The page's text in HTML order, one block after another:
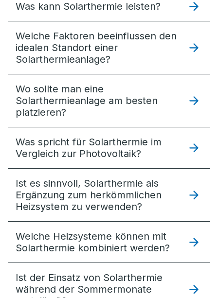
Was kann Solarthermie leisten?
Welche Faktoren beeinflussen den
idealen Standort einer
Solarthermieanlage?
Wo sollte man eine
Solarthermieanlage am besten
platzieren?
Was spricht für Solarthermie im
Vergleich zur Photovoltaik?
Ist es sinnvoll, Solarthermie als
Ergänzung zum herkömmlichen
Heizsystem zu verwenden?
Welche Heizsysteme können mit
Solarthermie kombiniert werden?
Ist der Einsatz von Solarthermie
während der Sommermonate